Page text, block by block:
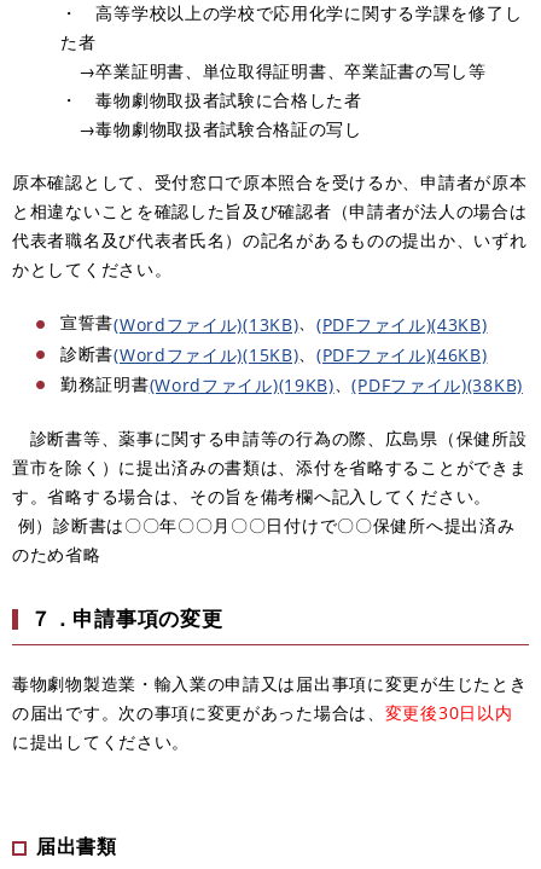
・ 高等学校以上の学校で応用化学に関する学課を修了し
た者
→卒業証明書、​ 単位取得証明書、​卒業証書の写し等
・ 毒物劇物取扱者試験に合格した者
→毒物劇物取扱者試験合格証の写し
原本確認として、受付窓口で原本照合を受けるか、申請者が原本
と相違ないことを確認した旨及び確認者（申請者が法人の場合は
代表者職名及び代表者氏名）の記名があるものの提出か、いずれ
かとしてください。
宣誓書(Wordファイル)(13KB)、​(PDFファイル)(43KB)
診断書(Wordファイル)(15KB) 、​(PDFファイル)(46KB)
勤務証明書(Wordファイル)(19KB) 、​(PDFファイル)(38KB)
診断書等、薬事に関する申請等の行為の際、広島県（保健所設
置市を除く）に提出済みの書類は、添付を省略することができま
す。省略する場合は、その旨を備考欄へ記入してください。
例）診断書は〇〇年〇〇月〇〇日付けで〇〇保健所へ提出済み
のため省略
７．申請事項の変更
毒物劇物製造業・輸入業の申請又は届出事項に変更が生じたとき
の届出です。次の事項に変更があった場合は、​ 変更後30日以内
に提出してください。
届出書類